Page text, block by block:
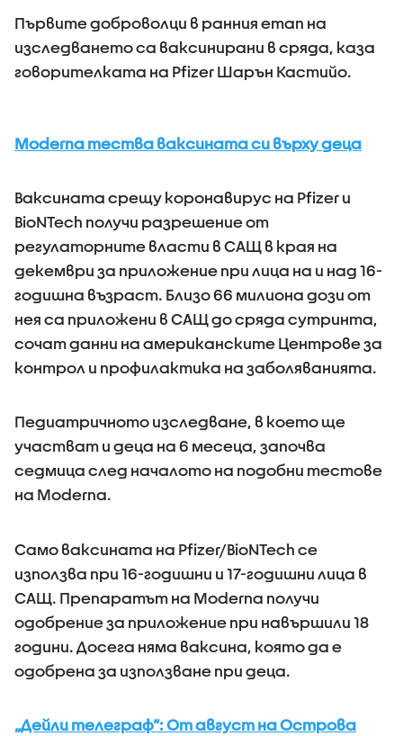
Първите доброволци в ранния етап на
изследването са ваксинирани в сряда, каза
говорителката на Pfizer Шарън Кастийо.
Moderna тества ваксината си върху деца
Ваксината срещу коронавирус на Pfizer и
BioNTech получи разрешение от
регулаторните власти в САЩ в края на
декември за приложение при лица на и над 16-
годишна възраст. Близо 66 милиона дози от
нея са приложени в САЩ до сряда сутринта,
сочат данни на американските Центрове за
контрол и профилактика на заболяванията.
Педиатричното изследване, в което ще
участват и деца на 6 месеца, започва
седмица след началото на подобни тестове
на Moderna.
Само ваксината на Pfizer/BioNTech се
използва при 16-годишни и 17-годишни лица в
САЩ. Препаратът на Moderna получи
одобрение за приложение при навършили 18
години. Досега няма ваксина, която да е
одобрена за използване при деца.
„Дейли телеграф“: От август на Острова